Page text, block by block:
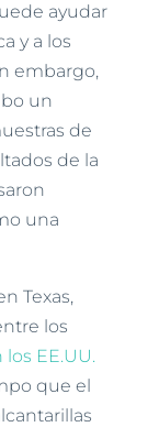
ayudar
y a los
embargo,
un
de
de la
una
Texas,
los
EE.UU.
que el